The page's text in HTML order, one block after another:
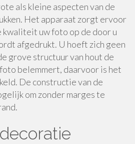
als kleine aspecten van de
Het apparaat zorgt ervoor
uw foto op de door u
afgedrukt. U hoeft zich geen
grove structuur van hout de
belemmert, daarvoor is het
De constructie van de
om zonder marges te